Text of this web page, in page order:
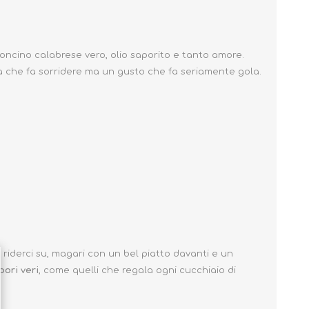
calabrese vero, olio saporito e tanto amore.
fa sorridere ma un gusto che fa seriamente gola.
su, magari con un bel piatto davanti e un
veri, come quelli che regala ogni cucchiaio di